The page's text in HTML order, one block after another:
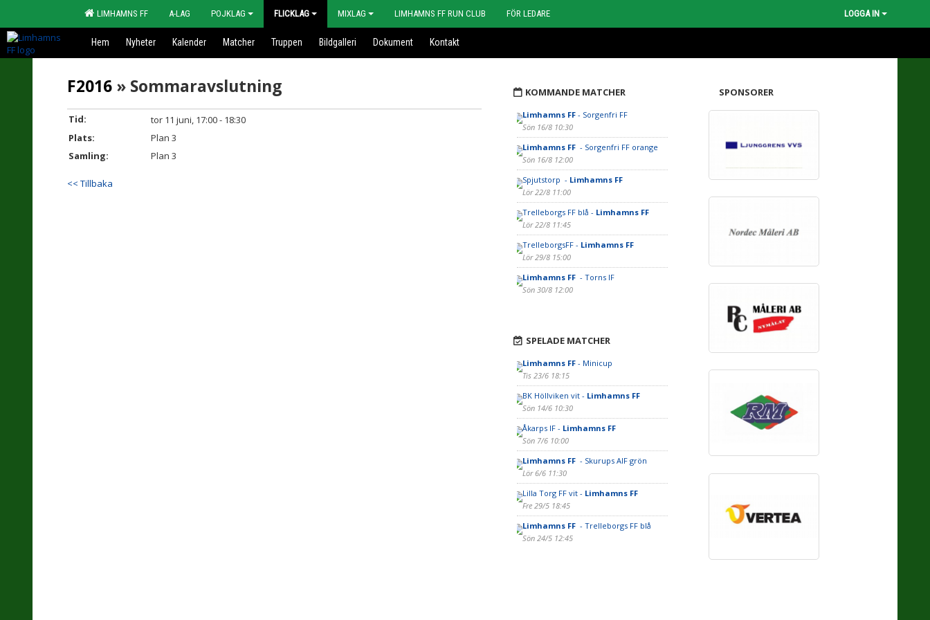
LIMHAMNS FF A-LAG POJKLAG FLICKLAG MIXLAG LIMHAMNS FF RUN CLUB FÖR LEDARE LOGGA IN
Hem Nyheter Kalender Matcher Truppen Bildgalleri Dokument Kontakt
F2016 » Sommaravslutning
Tid:
tor 11 juni, 17:00 - 18:30
Plats:
Plan 3
Samling:
Plan 3
<< Tillbaka
KOMMANDE MATCHER
Limhamns FF- Sorgenfri FF
Sön 16/8 10:30
Limhamns FF - Sorgenfri FF orange
Sön 16/8 12:00
Spjutstorp - Limhamns FF
Lör 22/8 11:00
Trelleborgs FF blå - Limhamns FF
Lör 22/8 11:45
TrelleborgsFF - Limhamns FF
Lör 29/8 15:00
Limhamns FF - Torns IF
Sön 30/8 12:00
SPELADE MATCHER
Limhamns FF- Minicup
Tis 23/6 18:15
BK Höllviken vit - Limhamns FF
Sön 14/6 10:30
Åkarps IF - Limhamns FF
Sön 7/6 10:00
Limhamns FF - Skurups AIF grön
Lör 6/6 11:30
Lilla Torg FF vit - Limhamns FF
Fre 29/5 18:45
Limhamns FF - Trelleborgs FF blå
Sön 24/5 12:45
SPONSORER